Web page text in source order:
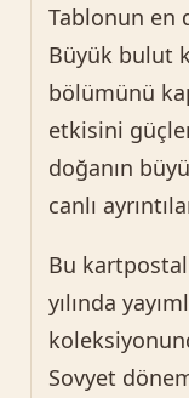
Tablonun en
Büyük bulut
bölümünü
etkisini
doğanın
canlı
Bu
yılında
Sovyet